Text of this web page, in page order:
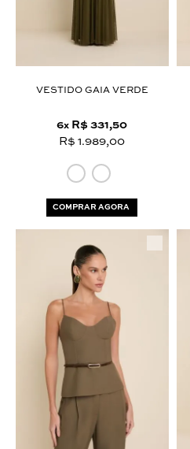
VESTIDO GAIA VERDE
6x R$ 331,50
R$ 1.989,00
COMPRAR AGORA